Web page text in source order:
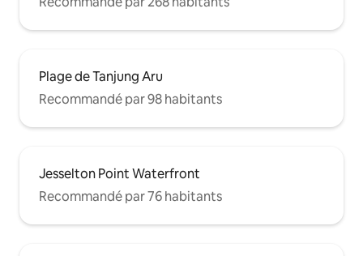
choix idéal pour vous.Réservez dès
Plage de Tanjung Aru
Recommandé par 98 habitants
Jesselton Point Waterfront
Recommandé par 76 habitants